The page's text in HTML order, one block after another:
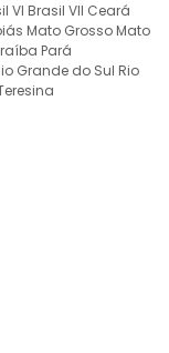
VI Brasil VII Ceará
Mato Grosso Mato
Pará
Grande do Sul Rio